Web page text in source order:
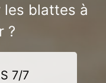
les blattes à
?
7/7